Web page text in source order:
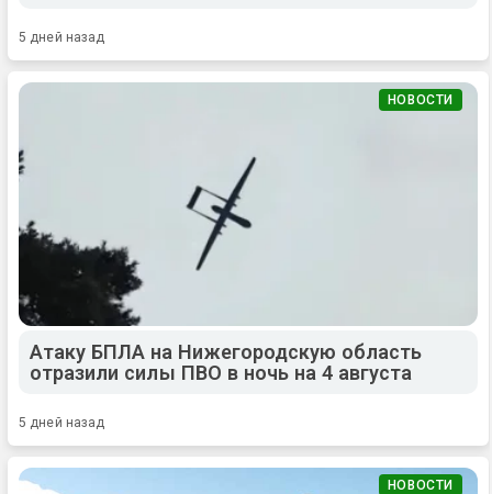
5 дней назад
НОВОСТИ
Атаку БПЛА на Нижегородскую область
отразили силы ПВО в ночь на 4 августа
5 дней назад
НОВОСТИ